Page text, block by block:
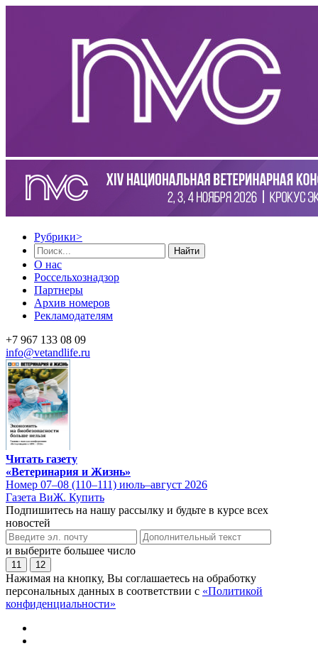
Рубрики>
Найти
О нас
Россельхознадзор
Партнеры
Архив номеров
Рекламодателям
+7 967 133 08 09
info@vetandlife.ru
Читать газету
«Ветеринария и Жизнь»
Номер 07–08 (110–111) июль–август 2026
Газета ВиЖ. Купить
Подпишитесь на нашу рассылку и будьте в курсе всех
новостей
и выберите большее число
11 12
Нажимая на кнопку, Вы соглашаетесь на обработку
персональных данных в соответствии с «Политикой
конфиденциальности»